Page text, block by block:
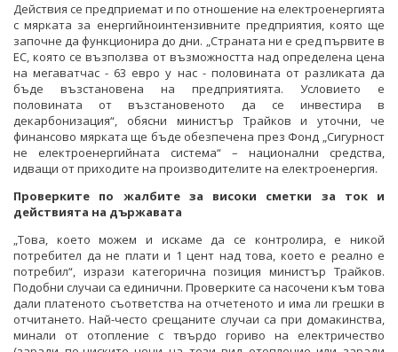
Действия се предприемат и по отношение на електроенергията
с мярката за енергийноинтензивните предприятия, която ще
започне да функционира до дни. „Страната ни е сред първите в
ЕС, която се възползва от възможността над определена цена
на мегаватчас - 63 евро у нас - половината от разликата да
бъде възстановена на предприятията. Условието е
половината от възстановеното да се инвестира в
декарбонизация“, обясни министър Трайков и уточни, че
финансово мярката ще бъде обезпечена през Фонд „Сигурност
не електроенергийната система“ – национални средства,
идващи от приходите на производителите на електроенергия.
Проверките по жалбите за високи сметки за ток
и
действията на държавата
„Това, което можем и искаме да се контролира, е никой
потребител да не плати и 1 цент над това, което е реално е
потребил“, изрази категорична позиция министър Трайков.
Подобни случаи са единични. Проверките са насочени към това
дали платеното съответства на отчетеното и има ли грешки в
отчитането. Най-често срещаните случаи са при домакинства,
минали от отопление с твърдо гориво на електричество